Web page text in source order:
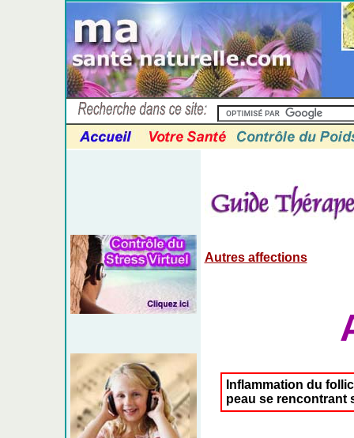
Autres affections
Inflammation du
peau se rencontrant